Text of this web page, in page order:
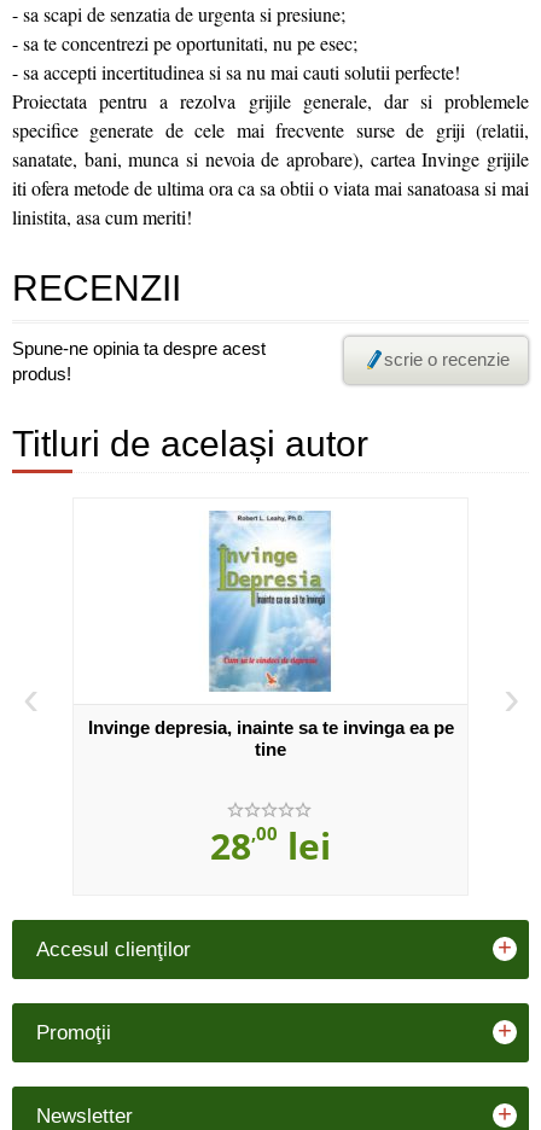
- sa scapi de senzatia de urgenta si presiune;
- sa te concentrezi pe oportunitati, nu pe esec;
- sa accepti incertitudinea si sa nu mai cauti solutii perfecte!
Proiectata pentru a rezolva grijile generale, dar si problemele
specifice generate de cele mai frecvente surse de griji (relatii,
sanatate, bani, munca si nevoia de aprobare), cartea Invinge grijile
iti ofera metode de ultima ora ca sa obtii o viata mai sanatoasa si mai
linistita, asa cum meriti!
RECENZII
Spune-ne opinia ta despre acest
produs!
scrie o recenzie
Titluri de același autor
‹
Invinge depresia, inainte sa te invinga ea pe
tine
28,00 lei
›
Accesul clienţilor +
Promoţii +
Newsletter +